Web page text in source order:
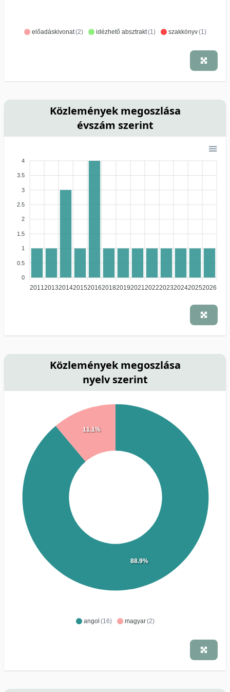
előadáskivonat(2) idézhető absztrakt(1) szakkönyv(1)
Közlemények megoszlása
évszám szerint
4
3.5
3
2.5
2
1.5
1
0.5
0
2011201320142015201620182019202120222023202420252026
Közlemények megoszlása
nyelv szerint
angol (16) magyar(2)
88.9%
11.1%